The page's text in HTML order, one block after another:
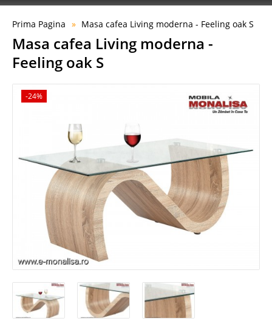
Prima Pagina Masa cafea Living moderna - Feeling oak S
Masa cafea Living moderna -
Feeling oak S
-24%